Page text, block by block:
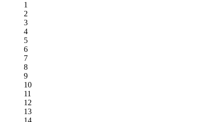
1
2
3
4
5
6
7
8
9
10
11
12
13
14